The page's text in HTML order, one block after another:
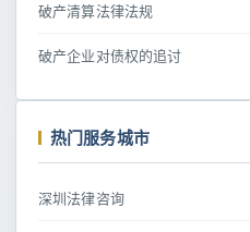
破产清算法律法规
破产企业对债权的追讨
热门服务城市
深圳法律咨询